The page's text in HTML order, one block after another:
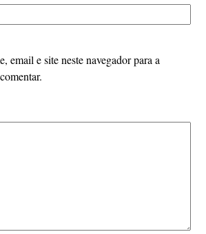
email e site neste navegador para a